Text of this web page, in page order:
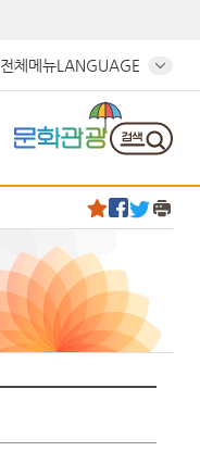
전체메뉴LANGUAGE
문화관광